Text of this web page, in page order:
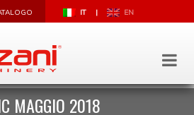
IT | EN
MAGGIO 2018